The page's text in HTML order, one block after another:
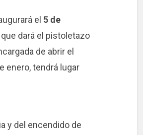
el 5 de
dará el pistoletazo
de abrir el
enero, tendrá lugar
y del encendido de